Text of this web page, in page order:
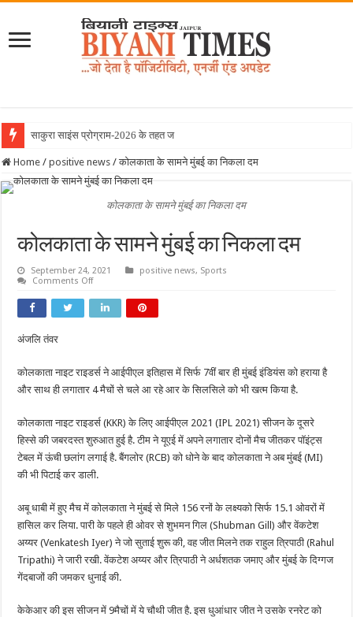
साकुरा साइंस प्रोग्राम-2026 के तहत जापान रवान
Home / positive news / कोलकाता के सामने मुंबई का निकला दम
कोलकाता के सामने मुंबई का निकला दम
कोलकाता के सामने मुंबई का निकला दम
September 24, 2021 positive news, Sports
Comments Offon
के
सामने
मुंबई
अंजलि तंवर
कोलकाता नाइट राइडर्स ने आईपीएल इतिहास में सिर्फ 7वीं बार ही मुंबई इंडियंस को हराया है
और साथ ही लगातार 4 मैचों से चले आ रहे आर के सिलसिले को भी खत्म किया है.
कोलकाता नाइट राइडर्स (KKR) के लिए आईपीएल 2021 (IPL 2021) सीजन के दूसरे
हिस्से की जबरदस्त शुरुआत हुई है. टीम ने यूएई में अपने लगातार दोनों मैच जीतकर पॉइंट्स
टेबल में ऊंची छलांग लगाई है. बैंगलोर (RCB) को धोने के बाद कोलकाता ने अब मुंबई (MI)
की भी पिटाई कर डाली.
अबू धाबी में हुए मैच में कोलकाता ने मुंबई से मिले 156 रनों के लक्ष्यको सिर्फ 15.1 ओवरों में
हासिल कर लिया. पारी के पहले ही ओवर से शुभमन गिल (Shubman Gill) और वेंकटेश
अय्यर (Venkatesh Iyer) ने जो सुताई शुरू की, वह जीत मिलने तक राहुल त्रिपाठी (Rahul
Tripathi) ने जारी रखी. वेंकटेश अय्यर और त्रिपाठी ने अर्धशतक जमाए और मुंबई के दिग्गज
गेंदबाजों की जमकर धुनाई की.
केकेआर की इस सीजन में 9मैचों में ये चौथी जीत है. इस धुआंधार जीत ने उसके रनरेट को